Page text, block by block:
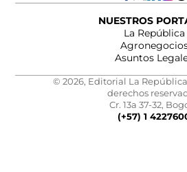
NUESTROS
La República
Asuntos
© 2026, Editorial La República
derechos
Cr. 13a 37-32,
(+57) 1